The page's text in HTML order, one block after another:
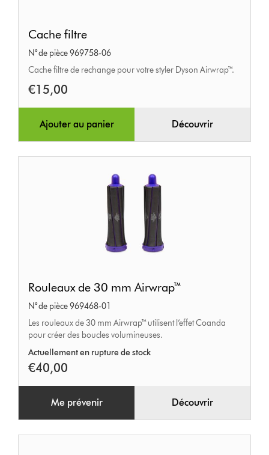
filtre
Cache filtre
N° de pièce 969758-06
Cache filtre de rechange pour votre styler Dyson Airwrap™.
€15,00
Ajouter au panier Découvrir
de
30 mm
Airwrap™
Rouleaux de 30 mm Airwrap™
N° de pièce 969468-01
Les rouleaux de 30 mm Airwrap™ utilisent l’effet Coanda
pour créer des boucles volumineuses.
Actuellement en rupture de stock
€40,00
Me prévenir Découvrir